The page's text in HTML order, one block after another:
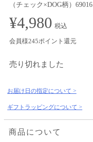
（チェック×DOG柄）69016
¥4,980 税込
会員様245ポイント還元
売り切れました
お届け日の指定について >
ギフトラッピングについて >
商品について